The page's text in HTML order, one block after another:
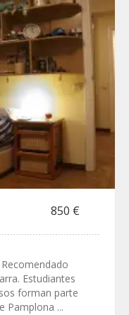
850 €
Estudiantes
forman parte
Pamplona ...